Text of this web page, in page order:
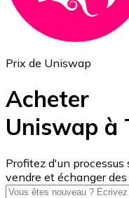
USD Coin
USDC
Prix de Uniswap
Acheter
Uniswap à
Profitez d'un processus
vendre et échanger